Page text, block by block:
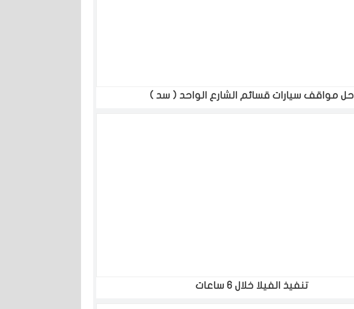
حل مواقف سيارات قسائم الشارع الواحد ( سد )
تنفيذ الفيلا خلال 6 ساعات